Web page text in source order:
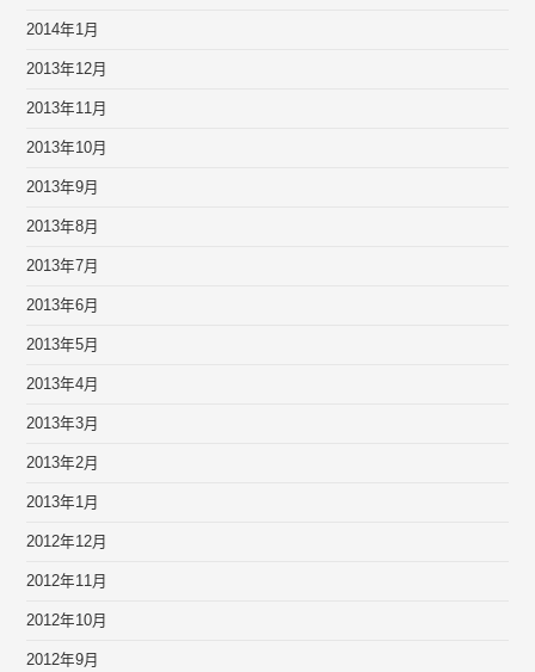
2014年1月
2013年12月
2013年11月
2013年10月
2013年9月
2013年8月
2013年7月
2013年6月
2013年5月
2013年4月
2013年3月
2013年2月
2013年1月
2012年12月
2012年11月
2012年10月
2012年9月